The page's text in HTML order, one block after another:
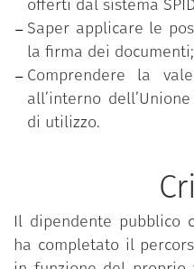
offerti dal sistema
Saper applicare le
la firma dei documenti;
Comprendere la
all’interno
di utilizzo.
Il dipendente pubblico
ha completato il